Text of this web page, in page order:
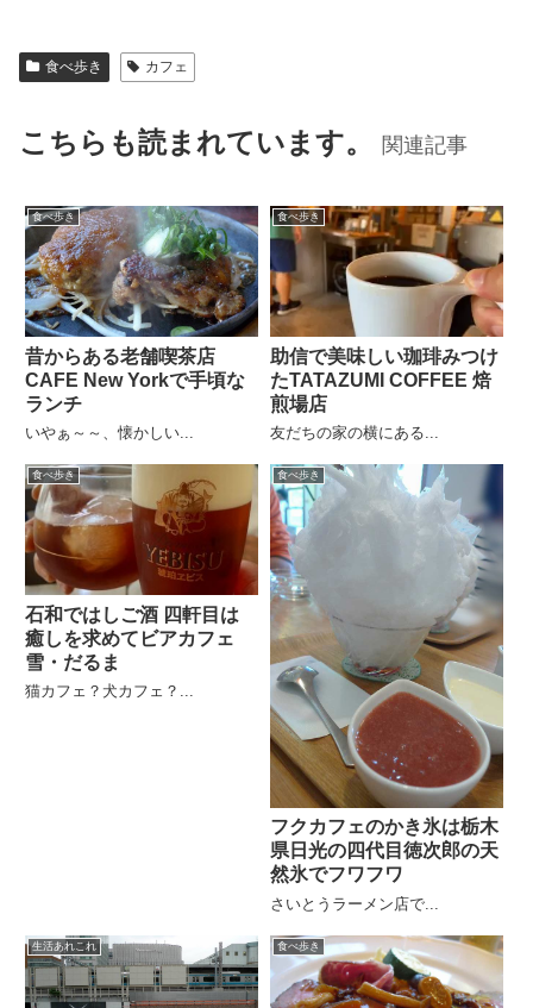
食べ歩き カフェ
こちらも読まれています。 関連記事
食べ歩き
昔からある老舗喫茶店
CAFE New Yorkで手頃な
ランチ
いやぁ～～、懐かしい...
食べ歩き
助信で美味しい珈琲みつけ
たTATAZUMI COFFEE 焙
煎場店
友だちの家の横にある...
食べ歩き
石和ではしご酒 四軒目は
癒しを求めてビアカフェ
雪・だるま
猫カフェ？犬カフェ？...
食べ歩き
フクカフェのかき氷は栃木
県日光の四代目徳次郎の天
然氷でフワフワ
さいとうラーメン店で...
生活あれこれ 食べ歩き